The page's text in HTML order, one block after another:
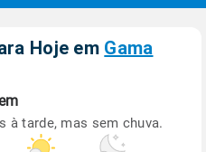
Hoje em Gama
à tarde, mas sem chuva.